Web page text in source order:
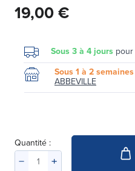
19,00 €
Sous 3 à 4 jours
Sous 1 à 2 semaines
ABBEVILLE
Quantité :